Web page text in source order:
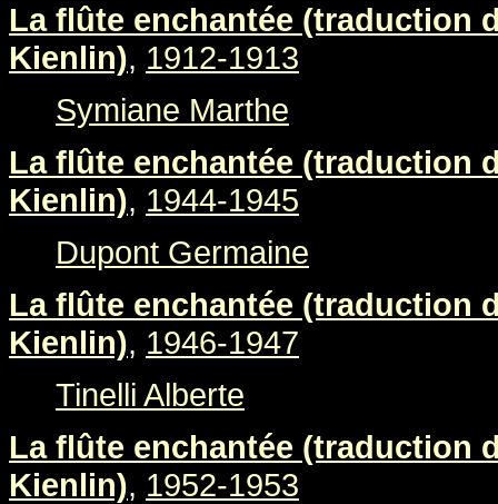
La flûte enchantée (traduction
Kienlin), 1912-1913
Symiane Marthe
La flûte enchantée (traduction
Kienlin), 1944-1945
Dupont Germaine
La flûte enchantée (traduction
Kienlin), 1946-1947
Tinelli Alberte
La flûte enchantée (traduction
Kienlin), 1952-1953